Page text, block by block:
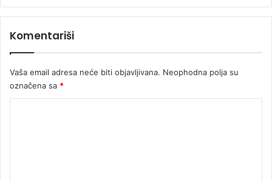
Komentariši
Vaša email adresa neće biti objavljivana. Neophodna polja su
označena sa *